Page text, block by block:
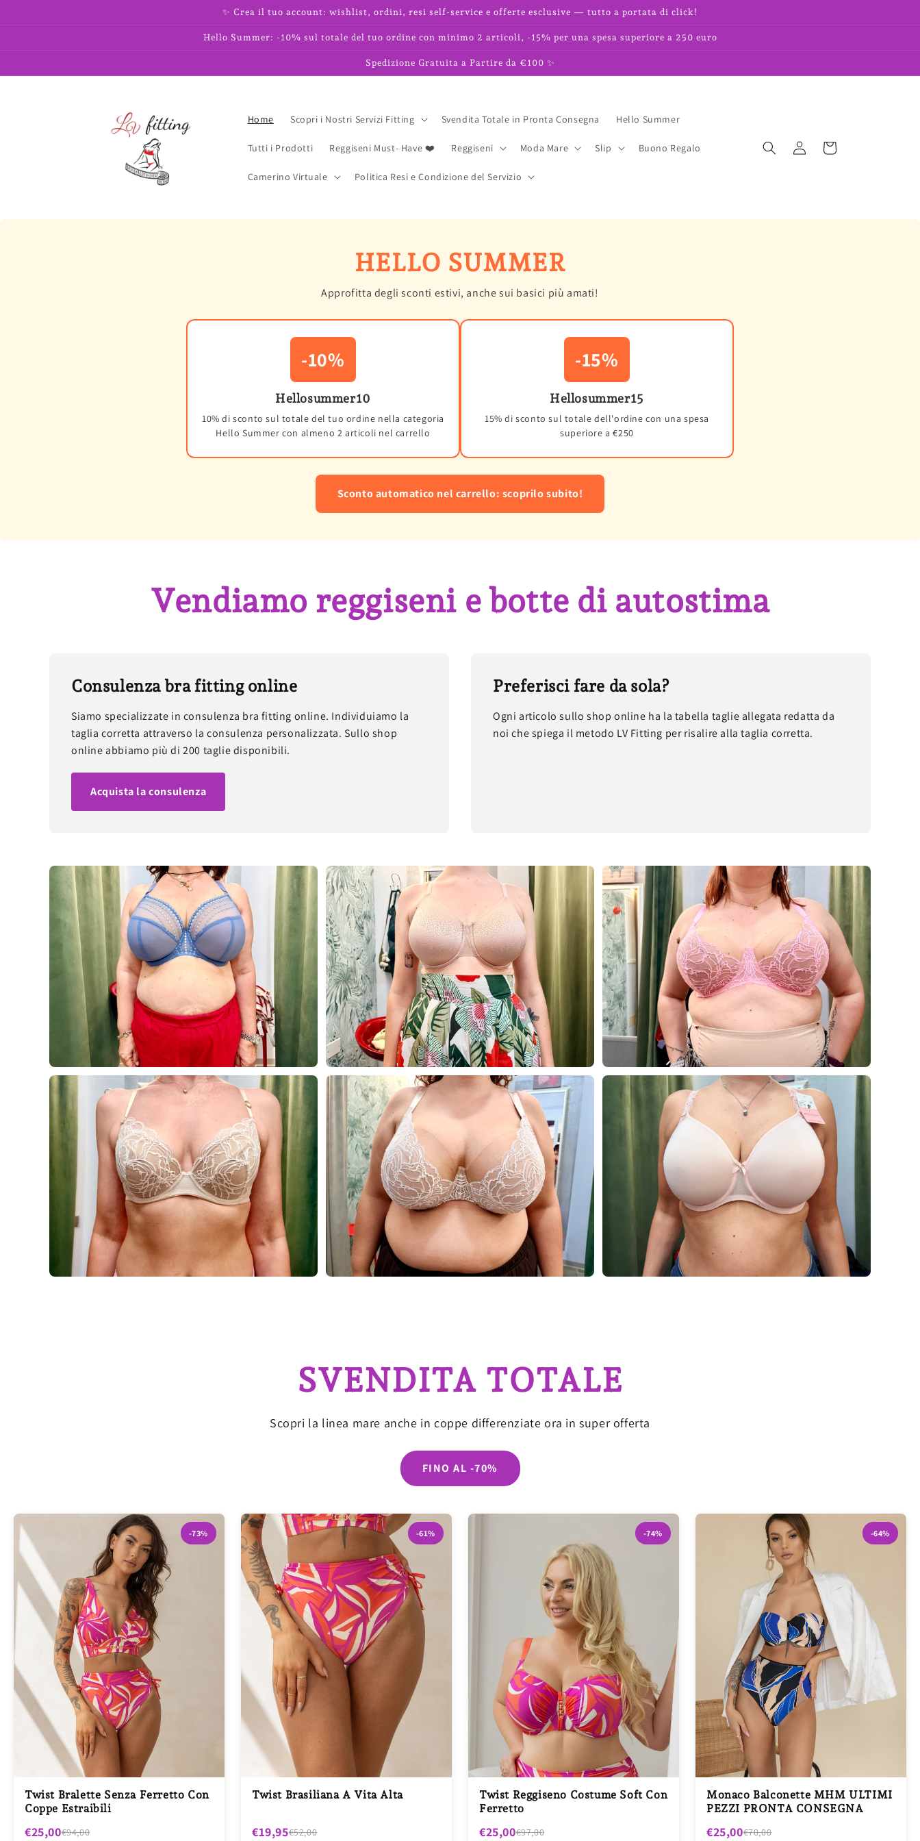
✨ Crea il tuo account: wishlist, ordini, resi self-service e offerte esclusive — tutto a portata di click!
Hello Summer: -10% sul totale del tuo ordine con minimo 2 articoli, -15% per una spesa superiore a 250 euro
Spedizione Gratuita a Partire da €100 ✨
Home Scopri i Nostri Servizi Fitting Svendita Totale in Pronta Consegna Hello Summer
Tutti i Prodotti Reggiseni Must- Have ❤️ Reggiseni Moda Mare Slip Buono Regalo
Camerino Virtuale Politica Resi e Condizione del Servizio
Accedi Carrello
HELLO SUMMER
Approfitta degli sconti estivi, anche sui basici più amati!
-10%
Hellosummer10
10% di sconto sul totale del tuo ordine nella categoria
Hello Summer con almeno 2 articoli nel carrello
-15%
Hellosummer15
15% di sconto sul totale dell'ordine con una spesa
superiore a €250
Sconto automatico nel carrello: scoprilo subito!
Vendiamo reggiseni e botte di autostima
Consulenza bra fitting online
Siamo specializzate in consulenza bra fitting online. Individuiamo la
taglia corretta attraverso la consulenza personalizzata. Sullo shop
online abbiamo più di 200 taglie disponibili.
Acquista la consulenza
Preferisci fare da sola?
Ogni articolo sullo shop online ha la tabella taglie allegata redatta da
noi che spiega il metodo LV Fitting per risalire alla taglia corretta.
SVENDITA TOTALE
Scopri la linea mare anche in coppe differenziate ora in super offerta
FINO AL -70%
-73%
Twist Bralette Senza Ferretto Con
Coppe Estraibili
€25,00€94,00
-61%
Twist Brasiliana A Vita Alta
€19,95€52,00
-74%
Twist Reggiseno Costume Soft Con
Ferretto
€25,00€97,00
-64%
Monaco Balconette MHM ULTIMI
PEZZI PRONTA CONSEGNA
€25,00€70,00